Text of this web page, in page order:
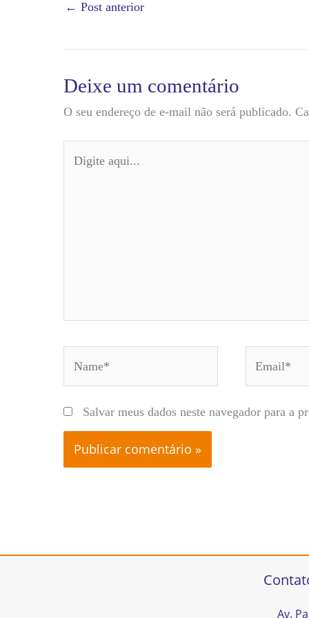
← Post anterior
Deixe um comentário
O seu endereço de e-mail não será publicado.
aqui...
Salvar meus dados neste navegador para a
Av.